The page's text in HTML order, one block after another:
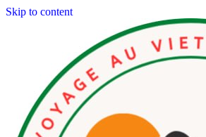
Skip to content